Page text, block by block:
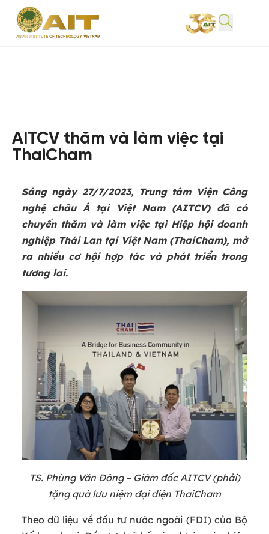
AITCV thăm và làm việc tại
ThaiCham
Sáng ngày 27/7/2023, Trung tâm Viện Công
nghệ châu Á tại Việt Nam (AITCV)đã có
chuyến thăm và làm việc tại Hiệp hội doanh
nghiệp Thái Lan tại Việt Nam (ThaiCham), mở
ra nhiều cơ hội hợp tác và phát triển trong
tương lai.
TS. Phùng Văn Đông – Giám đốc AITCV(phải)
tặng quà lưu niệm đại diện ThaiCham
Theo dữ liệu về đầu tư nước ngoài (FDI) của Bộ